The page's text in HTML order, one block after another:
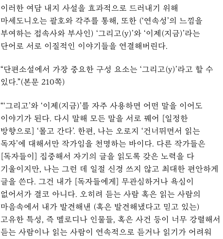
이러한 여담 내지 사설을 효과적으로 드러내기 위해
마세도니오는 괄호와 각주를 통해, 또한 (‘연속성’의 느낌을
부여하는 접속사와 부사인) ‘그리고(y)’와 ‘이제(지금)’라는
단어로 서로 이질적인 이야기들을 연결해버린다.
“단편소설에서 가장 중요한 구성 요소는 ‘그리고(y)’라고 할 수
있다.”(본문 210쪽)
“‘그리고’와 ‘이제(지금)’를 자주 사용하면 어떤 말을 이어도
이야기가 된다. 다시 말해 모든 말을 서로 꿰어 [일정한
방향으로] ‘몰고 간다’. 한편, 나는 오로지 ‘건너뛰면서 읽는
독자’에 대해서만 작가임을 천명하는 바이다. 다른 작가들은
[독자들이] 집중해서 자기의 글을 읽도록 갖은 노력을 다
기울이지만, 나는 그런 데 일절 신경 쓰지 않고 최대한 편안하게
글을 쓴다. 그건 내가 [독자들에게] 무관심하거나 욕심이
없어서가 결코 아니다. 오히려 듣는 사람 혹은 읽는 사람의
마음속에서 내가 발견해낸 (혹은 발견해냈다고 믿고 있는)
고유한 특성, 즉 멜로디나 인물들, 혹은 사건 등이 너무 강렬해서
듣는 사람이나 읽는 사람이 연속적으로 듣거나 읽기가 어려워